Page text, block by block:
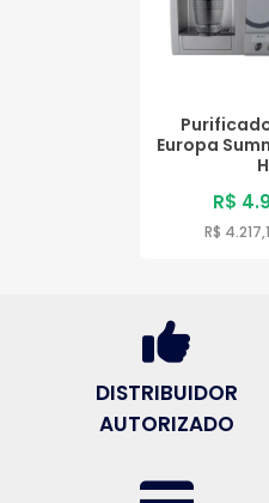
Europa
R$
R$
DISTRIBUIDOR
AUTORIZADO